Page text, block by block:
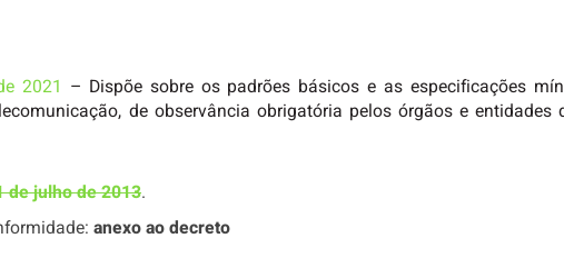
2021 – Dispõe sobre os padrões básicos e as especificações
de observância obrigatória pelos órgãos e
de julho de 2013.
anexo ao decreto